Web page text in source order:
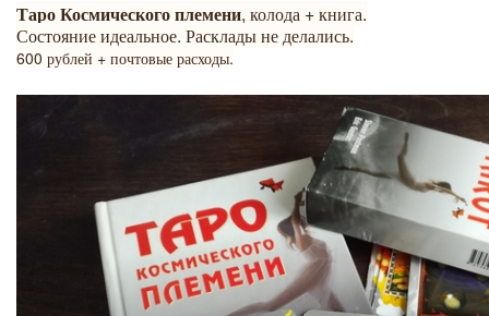
Таро Космического племени, колода + книга.
Состояние идеальное. Расклады не делались.
600 рублей + почтовые расходы.